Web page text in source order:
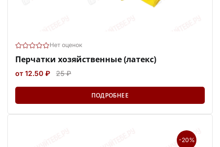
Нет оценок
Перчатки хозяйственные (латекс)
от 12.50 ₽ 25 ₽
ПОДРОБНЕЕ
-20%